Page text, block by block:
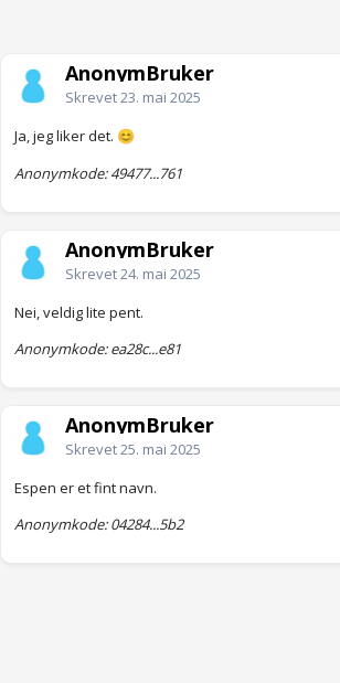
AnonymBruker
Skrevet23. mai 2025
Ja, jeg liker det. 😊
Anonymkode: 49477...761
AnonymBruker
Skrevet24. mai 2025
Nei, veldig lite pent.
Anonymkode: ea28c...e81
AnonymBruker
Skrevet25. mai 2025
Espen er et fint navn.
Anonymkode: 04284...5b2